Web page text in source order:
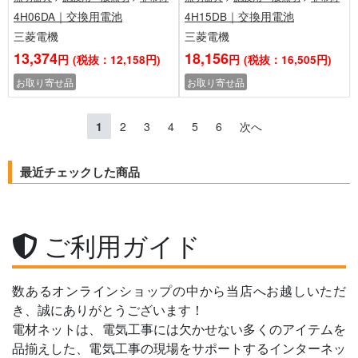
4H06DA｜交換用電池
三菱電機
13,374円 (税抜：12,158円)
お取り寄せ品
4H15DB｜交換用電池
三菱電機
18,156円 (税抜：16,505円)
お取り寄せ品
1 2 3 4 5 6 次へ
最近チェックした商品
ご利用ガイド
数あるオンラインショップの中から当店へお越しいただ
き、誠にありがとうございます！
電材ネットは、電気工事には欠かせない多くのアイテムを
品揃えした、電気工事の現場をサポートするインターネッ